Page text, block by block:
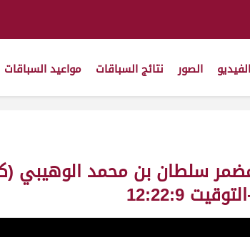
الصور نتائج السباقات مواعيد السباقات
سلطان بن محمد الوهيبي